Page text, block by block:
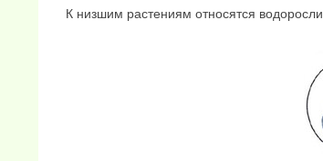
К низшим растениям относятся водоросли.